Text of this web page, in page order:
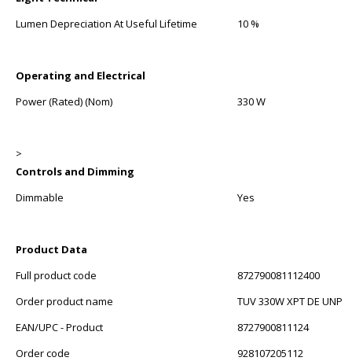
Lumen Depreciation At Useful Lifetime
10 %
Operating and Electrical
Power (Rated) (Nom)
330 W
>
Controls and Dimming
Dimmable
Yes
Product Data
Full product code
872790081112400
Order product name
TUV 330W XPT DE UNP
EAN/UPC - Product
8727900811124
Order code
928107205112